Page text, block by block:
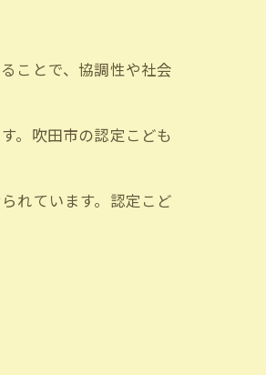
ことで、協調性や社会
。吹田市の認定こども
れています。認定こど